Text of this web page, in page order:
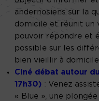
andernosiens sur la
domicile et réunit un
pouvoir répondre et
possible sur les
bien vieillir à
Ciné débat autour
17h30) : Venez
« Blue », une plongée